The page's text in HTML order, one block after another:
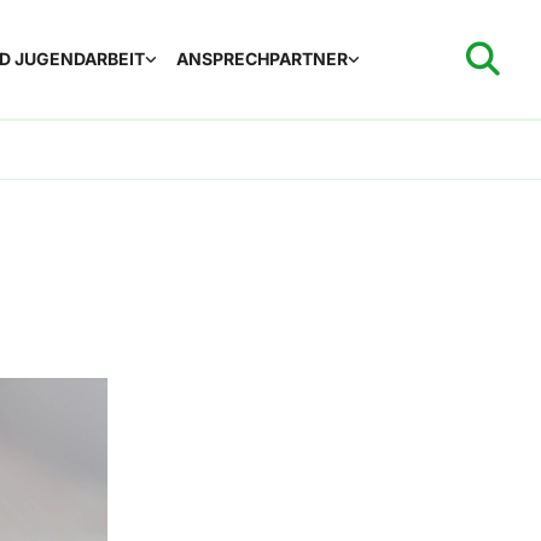
JUGENDARBEIT ANSPRECHPARTNER